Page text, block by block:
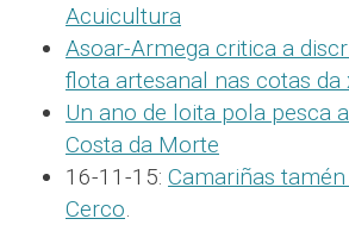
Acuicultura
Asoar-Armega critica a
flota artesanal nas cotas da
Un ano de loita pola pesca
Costa da Morte
16-11-15: Camariñas
Cerco.